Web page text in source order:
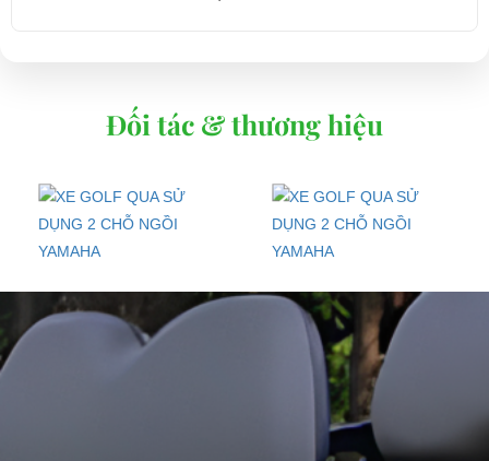
Đối tác & thương hiệu